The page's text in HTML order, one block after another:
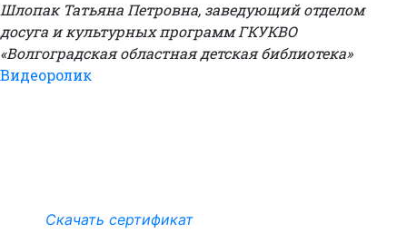
Шлопак Татьяна Петровна, заведующий отделом
досуга и культурных программ ГКУКВО
«Волгоградская областная детская библиотека»
Видеоролик
Скачать сертификат